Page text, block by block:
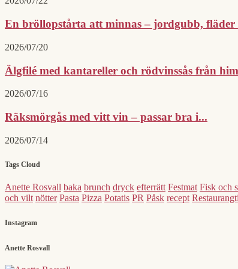
En bröllopstårta att minnas – jordgubb, fläder
2026/07/20
Älgfilé med kantareller och rödvinssås från
2026/07/16
Räksmörgås med vitt vin – passar bra i...
2026/07/14
Tags Cloud
Anette Rosvall baka brunch dryck efterrätt Festmat Fisk och
och vilt nötter Pasta Pizza Potatis PR Påsk recept
Instagram
Anette Rosvall